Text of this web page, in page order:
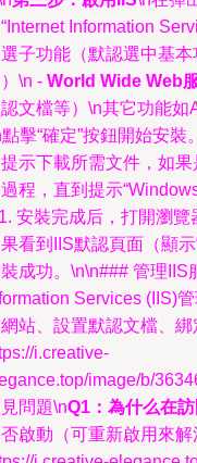
Information
子功能（默認選中基本
\n - World Wide Web
文檔等）\n其它功能
擊“確定”按鈕開始安裝
示下載所需文件，如
程，直到提示
安裝完成后，打開瀏覽
看到IIS默認頁面（顯示
成功。\n\n### 管理IIS
Services (IIS)
站、設置默認文檔、
i.creative-
image/b/
問題\nQ1：為什么在
啟動（可重新啟用來